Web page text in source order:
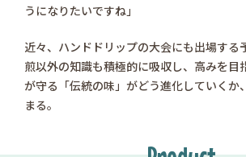
うになりたいですね」
近々、ハンドドリップの大会にも出場する
煎以外の知識も積極的に吸収し、高みを目
が守る「伝統の味」がどう進化していくか
まる。